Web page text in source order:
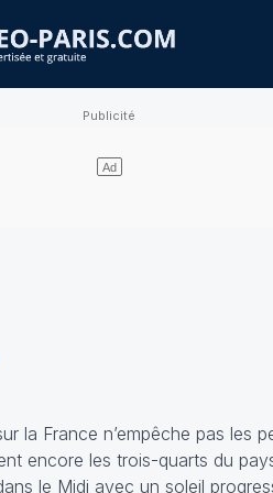
la France n’empêche pas les
encore les trois-quarts du
le Midi avec un soleil